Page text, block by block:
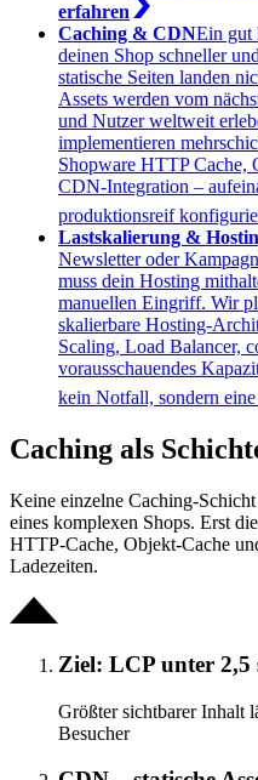
erfahren
Caching & CDNEin gut
deinen Shop schneller
statische Seiten landen
Assets werden vom
und Nutzer weltweit
implementieren
Shopware HTTP Cache,
CDN-Integration –
produktionsreif
Lastskalierung &
Newsletter oder
muss dein Hosting
manuellen Eingriff. Wir
skalierbare Hosting-
Scaling, Load Balancer,
vorausschauendes
kein Notfall, sondern
Caching als
Keine einzelne Caching-
eines komplexen Shops. Erst
HTTP-Cache, Objekt-Cache
Ladezeiten.
Ziel: LCP unter 2,5
Größter sichtbarer Inhalt
Besucher